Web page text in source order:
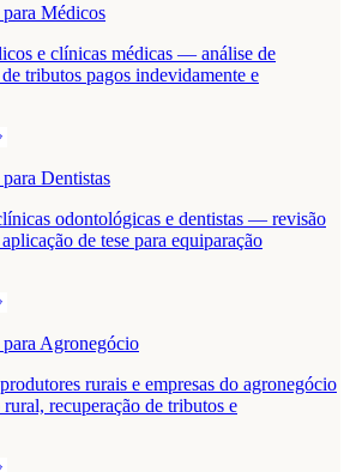
Médicos
e clínicas médicas — análise de
tributos pagos indevidamente e
Dentistas
odontológicas e dentistas — revisão
de tese para equiparação
Agronegócio
rurais e empresas do agronegócio
recuperação de tributos e